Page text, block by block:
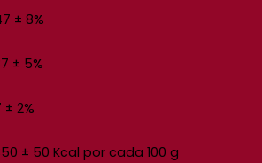
± 8%
± 5%
± 2%
± 50 Kcal por cada 100 g